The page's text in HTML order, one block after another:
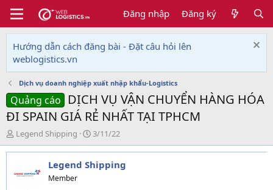
Đăng nhập Đăng ký
Hướng dẫn cách đăng bài - Đặt câu hỏi lên
weblogistics.vn
Dịch vụ doanh nghiệp xuất nhập khẩu-Logistics
Quảng cáo
DỊCH VỤ VẬN CHUYỂN HÀNG HÓA
ĐI SPAIN GIÁ RẺ NHẤT TẠI TPHCM
T
h
r
a
Legend Shipping
N
g
à
y
3/11/22
Legend Shipping
Member